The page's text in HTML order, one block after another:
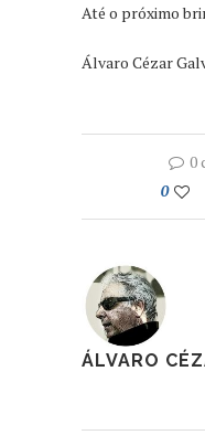
Até o próximo
Álvaro Cézar
0
0
ÁLVARO